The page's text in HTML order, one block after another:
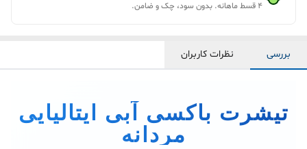
۴ قسط ماهانه. بدون سود، چک و ضامن.
بررسی نظرات کاربران
تیشرت باکسی آبی ایتالیایی
مردانه